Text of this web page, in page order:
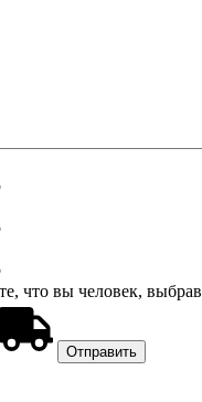
что вы человек, выбрав